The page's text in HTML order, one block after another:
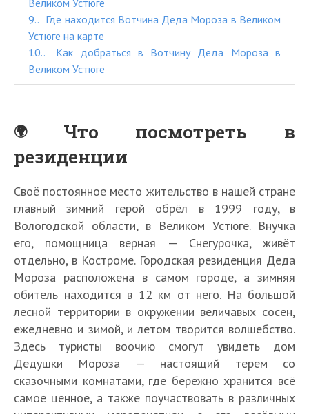
Великом Устюге
9.
Где находится Вотчина Деда Мороза в Великом
Устюге на карте
10.
Как добраться в Вотчину Деда Мороза в
Великом Устюге
Что посмотреть в
резиденции
Своё постоянное место жительство в нашей стране
главный зимний герой обрёл в 1999 году, в
Вологодской области, в Великом Устюге. Внучка
его, помощница верная — Снегурочка, живёт
отдельно, в Костроме. Городская резиденция Деда
Мороза расположена в самом городе, а зимняя
обитель находится в 12 км от него. На большой
лесной территории в окружении величавых сосен,
ежедневно и зимой, и летом творится волшебство.
Здесь туристы воочию смогут увидеть дом
Дедушки Мороза — настоящий терем со
сказочными комнатами, где бережно хранится всё
самое ценное, а также поучаствовать в различных